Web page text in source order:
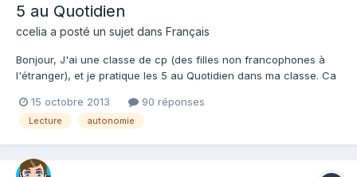
5 au Quotidien
ccelia a posté un sujet dans Français
Bonjour, J'ai une classe de cp (des filles non francophones à
l'étranger), et je pratique les 5 au Quotidien dans ma classe. Ca
commence cette semaine travaux d'écriture et étude de mots.
Nous avons un programme spécial pour lectur...
15 octobre 2013 90 réponses
Lecture autonomie